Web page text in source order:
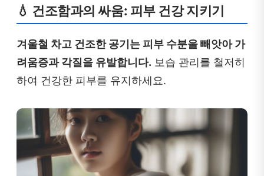
💧 건조함과의 싸움: 피부 건강 지키기
겨울철 차고 건조한 공기는 피부 수분을 빼앗아 가
려움증과 각질을 유발합니다. 보습 관리를 철저히
하여 건강한 피부를 유지하세요.